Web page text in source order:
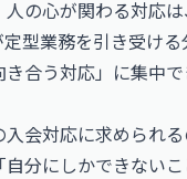
の心が関わる対応
型業務を引き受け
き合う対応」に集中
入会対応に求められ
自分にしかできない